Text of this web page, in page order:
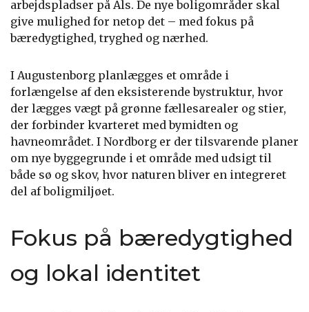
arbejdspladser på Als. De nye boligområder skal
give mulighed for netop det – med fokus på
bæredygtighed, tryghed og nærhed.
I Augustenborg planlægges et område i
forlængelse af den eksisterende bystruktur, hvor
der lægges vægt på grønne fællesarealer og stier,
der forbinder kvarteret med bymidten og
havneområdet. I Nordborg er der tilsvarende planer
om nye byggegrunde i et område med udsigt til
både sø og skov, hvor naturen bliver en integreret
del af boligmiljøet.
Fokus på bæredygtighed
og lokal identitet